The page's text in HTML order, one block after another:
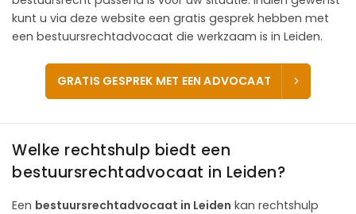
kunt u via deze website een gratis gesprek hebben met
een bestuursrechtadvocaat die werkzaam is in Leiden.
GRATIS GESPREK MET EEN ADVOCAAT
Welke rechtshulp biedt een
bestuursrechtadvocaat in Leiden?
Een bestuursrechtadvocaat in Leiden kan rechtshulp